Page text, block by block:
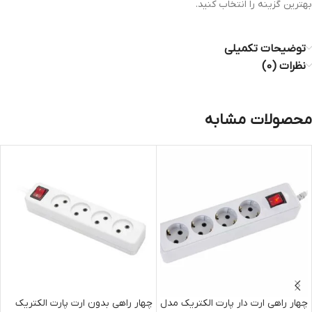
بهترین گزینه را انتخاب کنید.
توضیحات تکمیلی
نظرات (0)
محصولات مشابه
چهار راهی ارت دار پارت الکتریک مدل
چهار راهی بدون ارت پارت الکتریک